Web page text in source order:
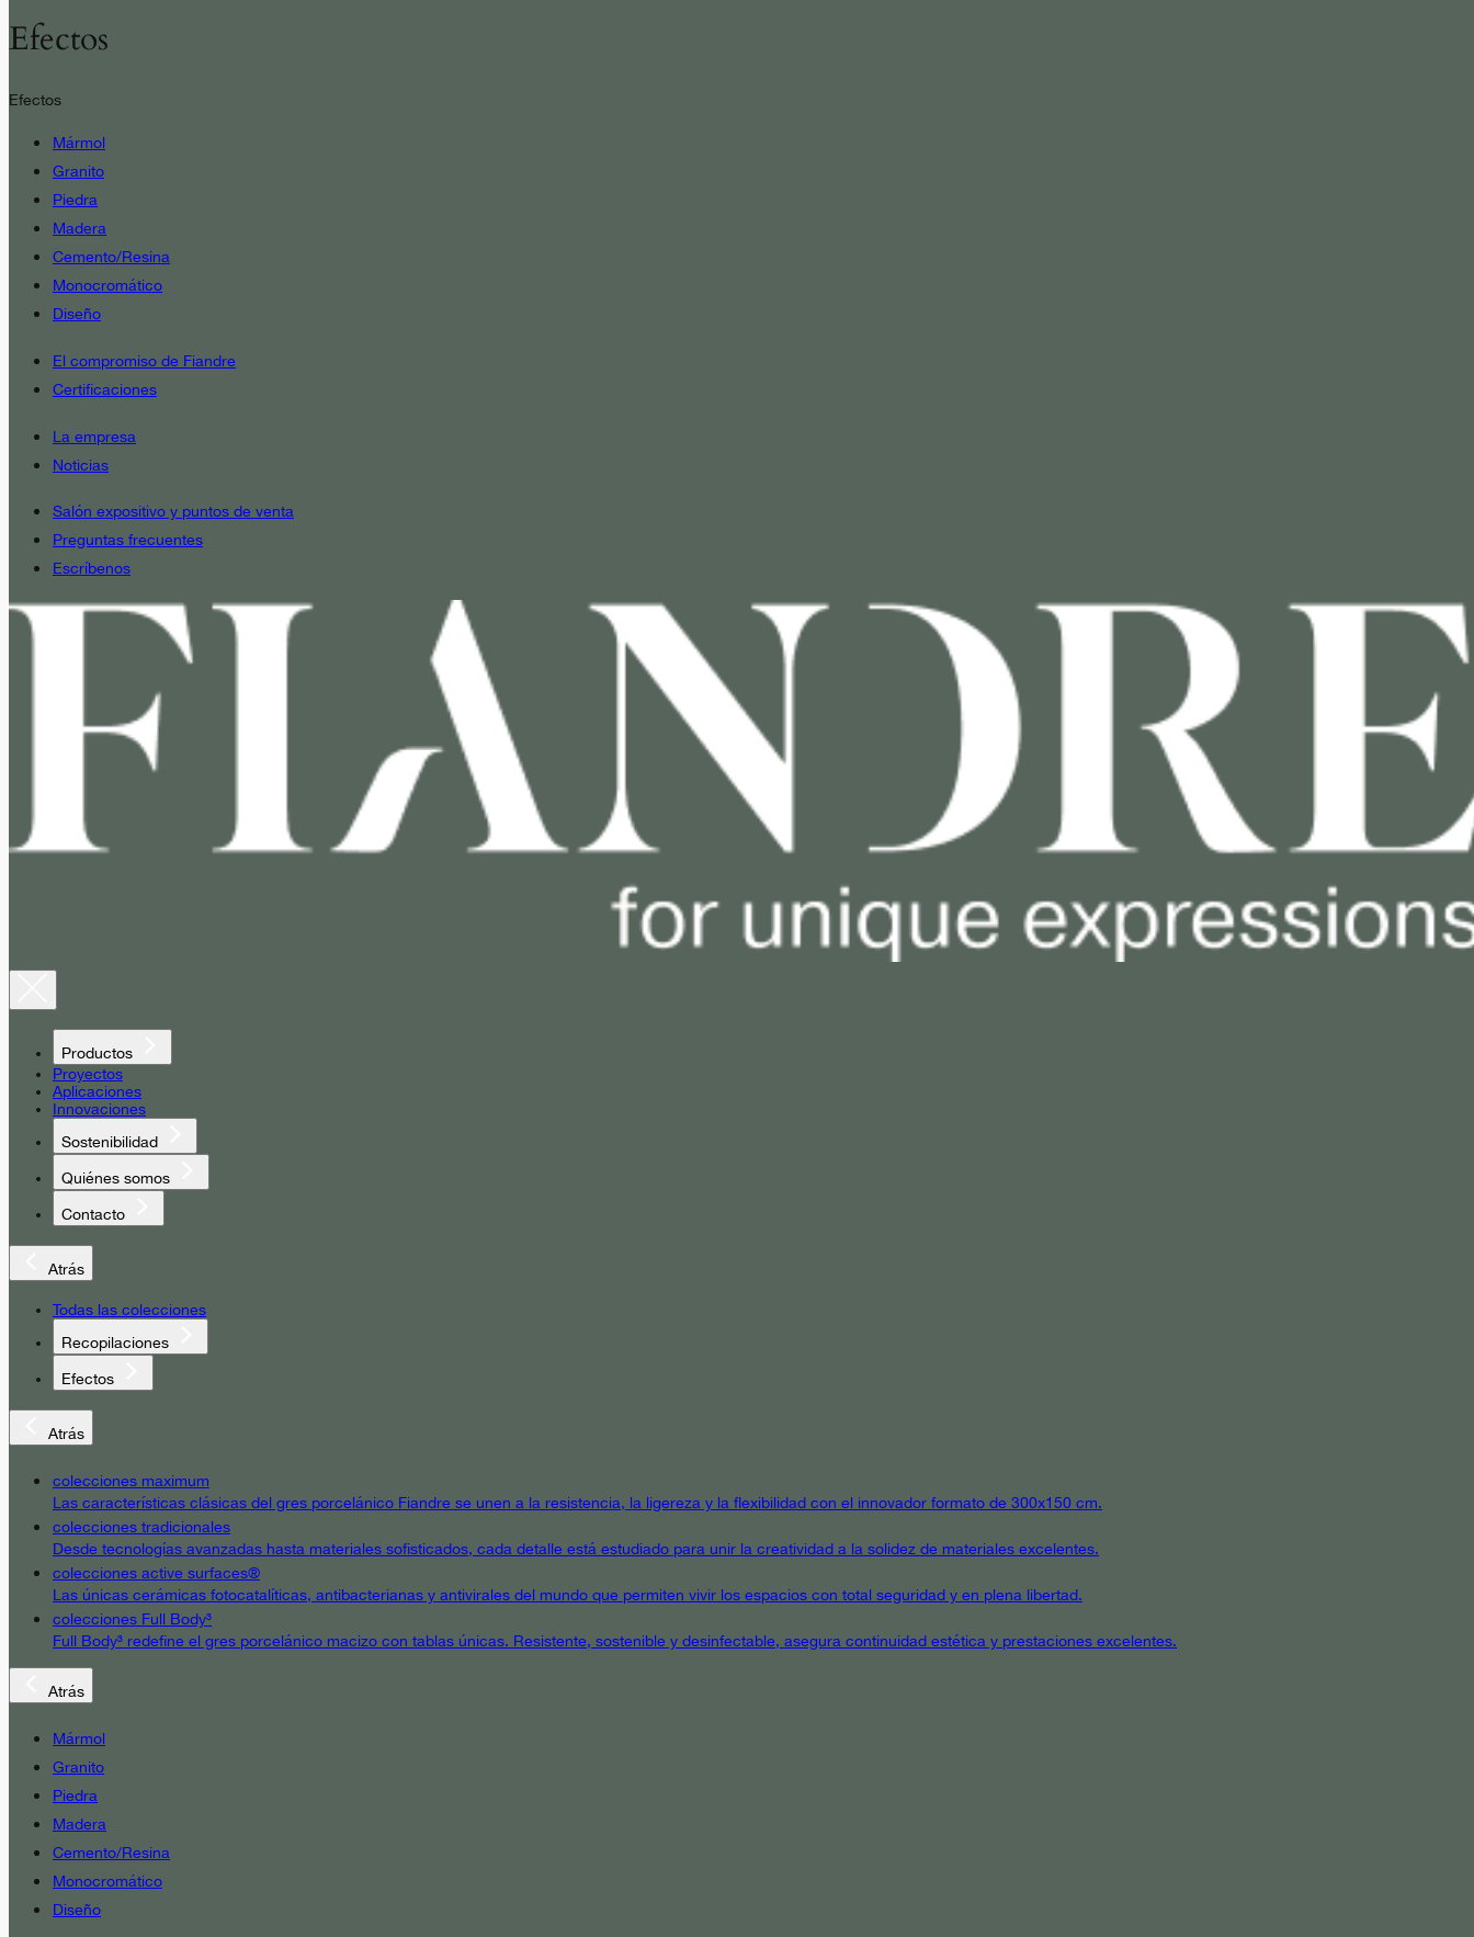
Efectos
Efectos
Mármol
Granito
Piedra
Madera
Cemento/Resina
Monocromático
Diseño
El compromiso de Fiandre
Certificaciones
La empresa
Noticias
Salón expositivo y puntos de venta
Preguntas frecuentes
Escríbenos
Productos
Proyectos
Aplicaciones
Innovaciones
Sostenibilidad
Quiénes somos
Contacto
Atrás
Todas las colecciones
Recopilaciones
Efectos
Atrás
colecciones maximum
Las características clásicas del gres porcelánico Fiandre se unen a la resistencia, la ligereza y la flexibilidad con el innovador formato de 300x150 cm.
colecciones tradicionales
Desde tecnologías avanzadas hasta materiales sofisticados, cada detalle está estudiado para unir la creatividad a la solidez de materiales excelentes.
colecciones active surfaces®
Las únicas cerámicas fotocatalíticas, antibacterianas y antivirales del mundo que permiten vivir los espacios con total seguridad y en plena libertad.
colecciones Full Body³
Full Body³ redefine el gres porcelánico macizo con tablas únicas. Resistente, sostenible y desinfectable, asegura continuidad estética y prestaciones excelentes.
Atrás
Mármol
Granito
Piedra
Madera
Cemento/Resina
Monocromático
Diseño